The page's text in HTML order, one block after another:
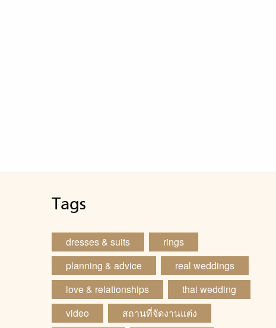
Tags
dresses & suits
rings
planning & advice
real weddings
love & relationships
thai wedding
video
สถานที่จัดงานแต่ง